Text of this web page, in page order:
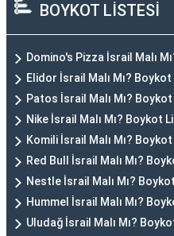
BOYKOT LİSTESİ
Domino's Pizza İsrail Malı
Elidor İsrail Malı Mı?
Patos İsrail Malı Mı?
Nike İsrail Malı Mı? Boykot
Komili İsrail Malı Mı?
Red Bull İsrail Malı Mı?
Nestle İsrail Malı Mı?
Hummel İsrail Malı Mı?
Uludağ İsrail Malı Mı?